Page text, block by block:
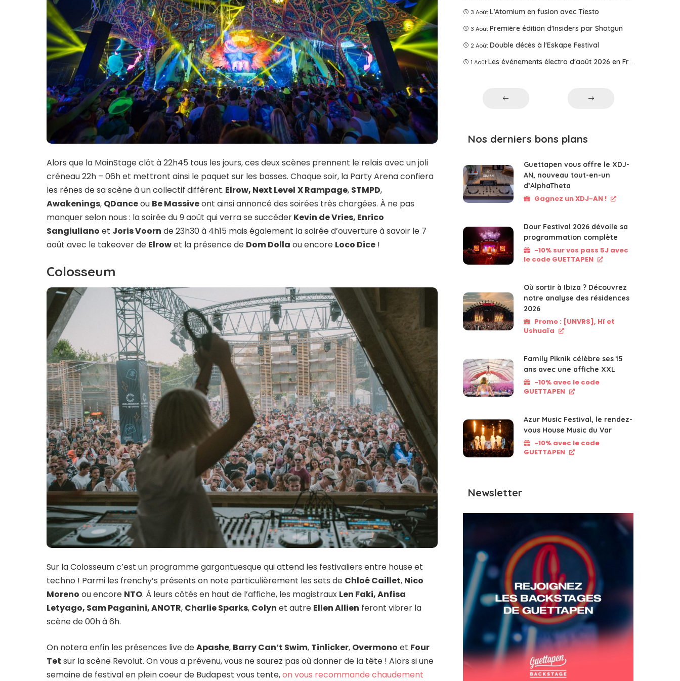
Alors que la MainStage clôt à 22h45 tous les jours, ces deux scènes prennent le relais avec un joli
créneau 22h – 06h et mettront ainsi le paquet sur les basses. Chaque soir, la Party Arena confiera
les rênes de sa scène à un collectif différent. Elrow, Next Level X Rampage, STMPD,
Awakenings, QDanceou Be Massiveont ainsi annoncé des soirées très chargées. À ne pas
manquer selon nous : la soirée du 9 août qui verra se succéderKevin de Vries, Enrico
Sangiuliano et Joris Voorn de 23h30 à 4h15 mais également la soirée d’ouverture à savoir le 7
août avec le takeover de Elrowet la présence de Dom Dolla ou encore Loco Dice !
Colosseum
Sur la Colosseum c’est un programme gargantuesque qui attend les festivaliers entre house et
techno ! Parmi les frenchy’s présents on note particulièrement les sets de Chloé Caillet, Nico
Moreno ou encore NTO. À leurs côtés en haut de l’affiche, les magistraux Len Faki, Anfisa
Letyago, Sam Paganini, ANOTR, Charlie Sparks, Colyn et autre Ellen Allien feront vibrer la
scène de 00h à 6h.
On notera enfin les présences live deApashe, Barry Can’t Swim, Tinlicker, Overmono et Four
Tet sur la scène Revolut. On vous a prévenu, vous ne saurez pas où donner de la tête ! Alors si une
semaine de festival en plein coeur de Budapest vous tente,on vous recommande chaudement
3 Août L’Atomium en fusion avec Tîesto
3 Août Première édition d'Insiders par Shotgun
2 Août Double décès à l'Eskape Festival
1 Août Les événements électro d'août 2026 en France
Nos derniers bons plans
Guettapen vous offre le XDJ-
AN, nouveau tout-en-un
d’AlphaTheta
Gagnez un XDJ-AN !
Dour Festival 2026 dévoile sa
programmation complète
-10% sur vos pass 5J avec
le code GUETTAPEN
Où sortir à Ibiza ? Découvrez
notre analyse des résidences
2026
Promo : [UNVRS], Hï et
Ushuaïa
Family Piknik célèbre ses 15
ans avec une affiche XXL
-10% avec le code
GUETTAPEN
Azur Music Festival, le rendez-
vous House Music du Var
-10% avec le code
GUETTAPEN
Newsletter